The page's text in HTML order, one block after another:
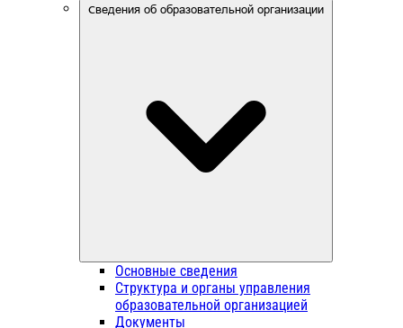
Сведения об образовательной организации
Основные сведения
Структура и органы управления
образовательной организацией
Документы